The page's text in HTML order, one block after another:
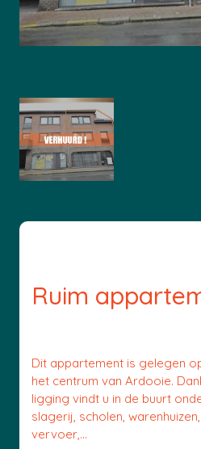
Ruim
Dit appartement is gelegen
het centrum van Ardooie.
ligging vindt u in de buurt
slagerij, scholen,
vervoer,...